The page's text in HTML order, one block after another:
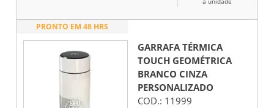
PRONTO EM 48 HRS
GARRAFA TÉRMICA
TOUCH GEOMÉTRICA
BRANCO CINZA
PERSONALIZADO
COD.: 11999